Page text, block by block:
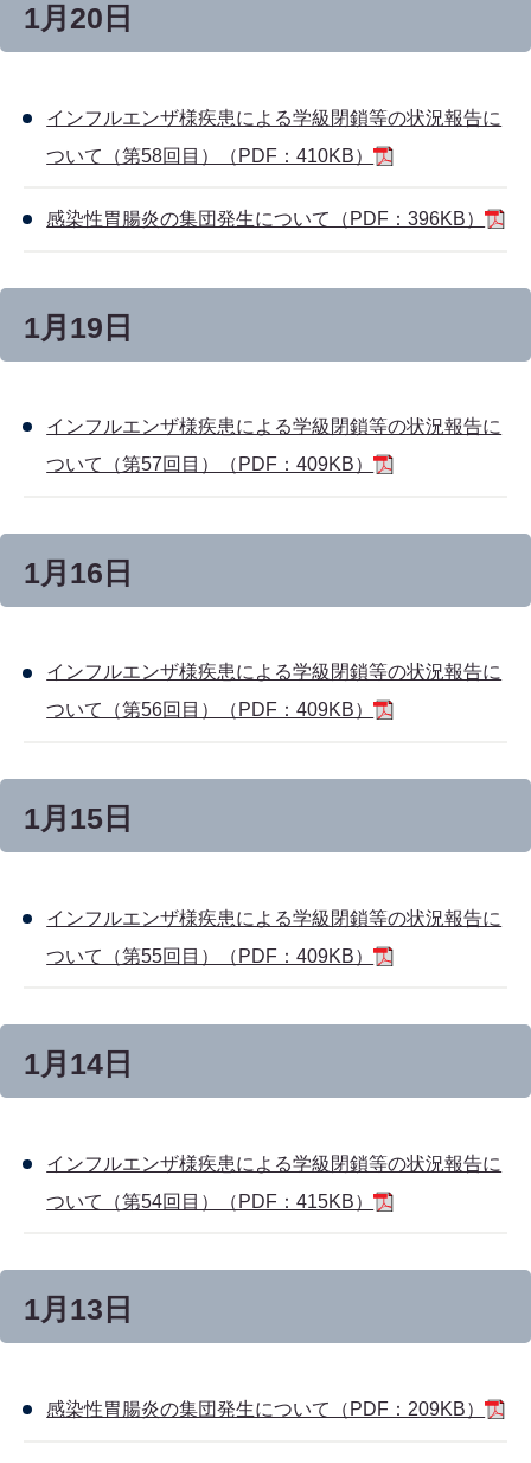
1月20日
インフルエンザ様疾患による学級閉鎖等の状況報告に
ついて（第58回目）（PDF：410KB）
感染性胃腸炎の集団発生について（PDF：396KB）
1月19日
インフルエンザ様疾患による学級閉鎖等の状況報告に
ついて（第57回目）（PDF：409KB）
1月16日
インフルエンザ様疾患による学級閉鎖等の状況報告に
ついて（第56回目）（PDF：409KB）
1月15日
インフルエンザ様疾患による学級閉鎖等の状況報告に
ついて（第55回目）（PDF：409KB）
1月14日
インフルエンザ様疾患による学級閉鎖等の状況報告に
ついて（第54回目）（PDF：415KB）
1月13日
感染性胃腸炎の集団発生について（PDF：209KB）